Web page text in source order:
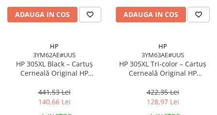
ADAUGA IN COS ADAUGA IN COS
HP
3YM62AE#UUS
HP 305XL Black – Cartuș
Cerneală Original HP
ml, 240 pagini
441,53 Lei
140,66 Lei
HP
3YM63AE#UUS
HP 305XL Tri‑color – Cartuș
Cerneală Original HP
ml, 200 pagini
422,35 Lei
128,97 Lei